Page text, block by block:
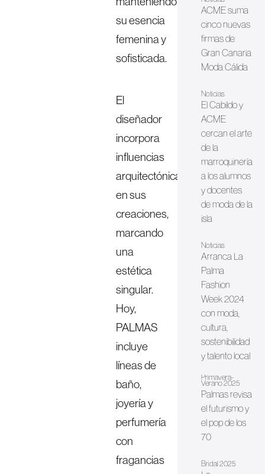
su esencia
femenina y
sofisticada.
El
diseñador
incorpora
influencias
arquitectónicas
en sus
creaciones,
marcando
una
estética
singular.
Hoy,
PALMAS
incluye
líneas de
baño,
joyería y
perfumería
con
fragancias
ACME suma
cinco nuevas
firmas de
Gran Canaria
Moda Cálida
Noticias
El Cabildo y
ACME
cercan el arte
de la
marroquinería
a los alumnos
y docentes
de moda de la
isla
Noticias
Arranca La
Palma
Fashion
Week 2024
con moda,
cultura,
sostenibilidad
y talento local
Primavera-
Verano 2025
Palmas revisa
el futurismo y
el pop de los
70
Bridal 2025